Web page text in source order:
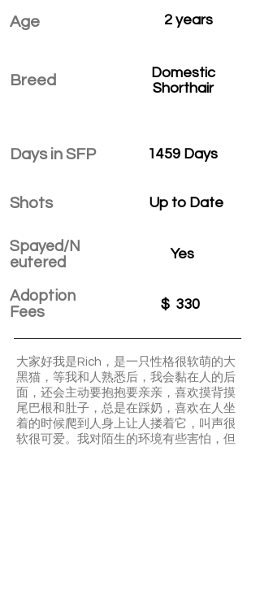
Age
Breed
Days in SFP
Shots
Spayed/N
eutered
Adoption
Fees
2 years
Domestic
Shorthair
1459 Days
Up to Date
Yes
$ 330
大家好我是Rich，是一只性格很软萌的大
黑猫，等我和人熟悉后，我会黏在人的后
面，还会主动要抱抱要亲亲，喜欢摸背摸
尾巴根和肚子，总是在踩奶，喜欢在人坐
着的时候爬到人身上让人搂着它，叫声很
软很可爱。我对陌生的环境有些害怕，但